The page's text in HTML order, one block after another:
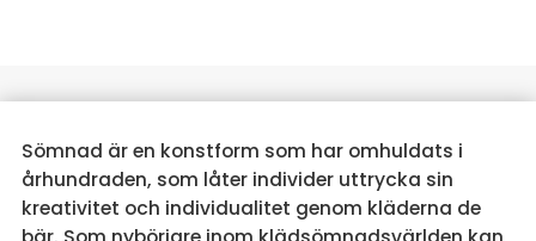
Sömnad är en konstform som har omhuldats i
århundraden, som låter individer uttrycka sin
kreativitet och individualitet genom kläderna de